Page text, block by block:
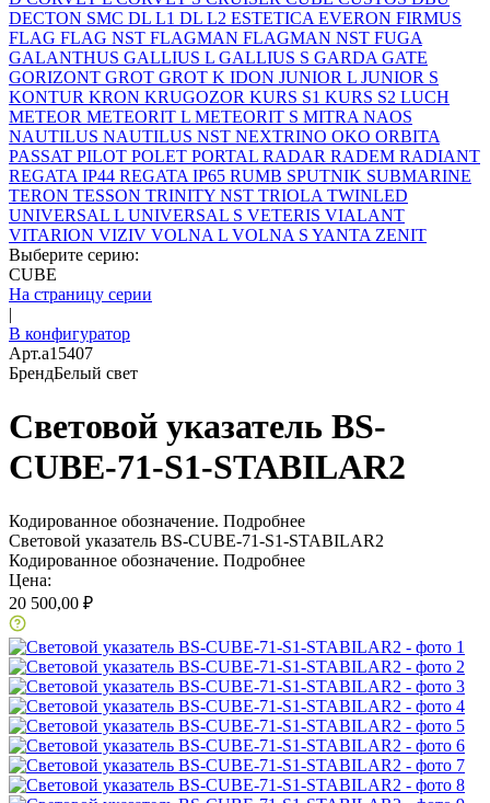
DECTON SMC DL L1 DL L2 ESTETICA EVERON FIRMUS
FLAG FLAG NST FLAGMAN FLAGMAN NST FUGA
GALANTHUS GALLIUS L GALLIUS S GARDA GATE
GORIZONT GROT GROT K IDON JUNIOR L JUNIOR S
KONTUR KRON KRUGOZOR KURS S1 KURS S2 LUCH
METEOR METEORIT L METEORIT S MITRA NAOS
NAUTILUS NAUTILUS NST NEXTRINO OKO ORBITA
PASSAT PILOT POLET PORTAL RADAR RADEM RADIANT
REGATA IP44 REGATA IP65 RUMB SPUTNIK SUBMARINE
TERON TESSON TRINITY NST TRIOLA TWINLED
UNIVERSAL L UNIVERSAL S VETERIS VIALANT
VITARION VIZIV VOLNA L VOLNA S YANTA ZENIT
Выберите серию:
CUBE
На страницу серии
|
В конфигуратор
Арт.a15407
БрендБелый свет
Световой указатель BS-
CUBE-71-S1-STABILAR2
Кодированное обозначение. Подробнее
Световой указатель BS-CUBE-71-S1-STABILAR2
Кодированное обозначение. Подробнее
Цена:
20 500,00 ₽